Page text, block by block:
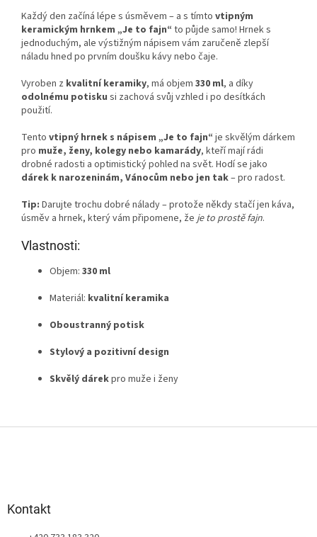
Každý den začíná lépe s úsměvem – a s tímto vtipným
keramickým hrnkem „Je to fajn“ to půjde samo! Hrnek s
jednoduchým, ale výstižným nápisem vám zaručeně zlepší
náladu hned po prvním doušku kávy nebo čaje.
Vyroben z kvalitní keramiky, má objem 330 ml, a díky
odolnému potisku si zachová svůj vzhled i po desítkách
použití.
Tento vtipný hrnek s nápisem „Je to fajn“ je skvělým dárkem
pro muže, ženy, kolegy nebo kamarády, kteří mají rádi
drobné radosti a optimistický pohled na svět. Hodí se jako
dárek k narozeninám, Vánocům nebo jen tak– pro radost.
Tip: Darujte trochu dobré nálady – protože někdy stačí jen káva,
úsměv a hrnek, který vám připomene, že je to prostě fajn.
Vlastnosti:
Objem: 330 ml
Materiál: kvalitní keramika
Oboustranný potisk
Stylový a pozitivní design
Skvělý dárekpro muže i ženy
Kontakt